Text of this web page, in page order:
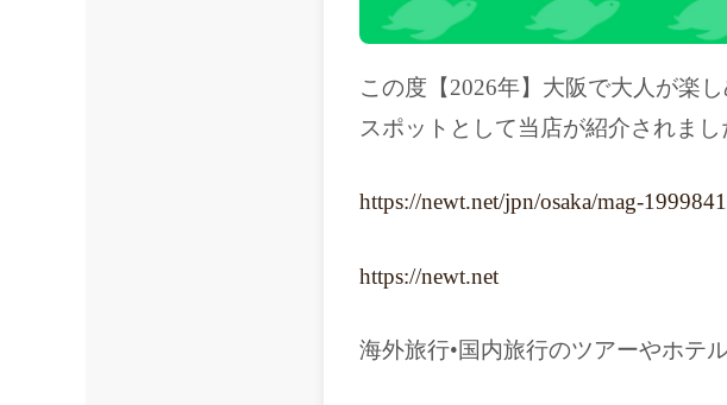
この度【2026年】大阪で大人が楽
スポットとして当店が紹介されまし
https://newt.net/jpn/osaka/mag-
https://newt.net
海外旅行•国内旅行のツアーやホテ